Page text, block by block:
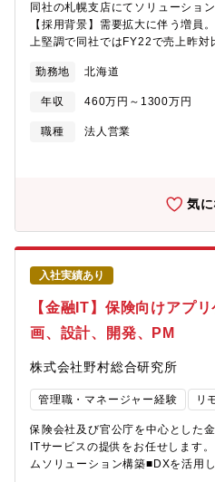
でなく、戦略の立案から実行支援
献できます。・若い年次から顧客
件を勝ち取ることが出来るポジシ
トに参加しながら、これまでの経
クトだけでなく、顧客に常駐や出
同社の札幌支店にてソリューショ
【採用背景】需要拡大に伴う増員
上堅調で同社ではFY22で売上昨
【職務内容】同社が提供する新し
ースに、メール・セキュリティな
トワークサービス、システムイン
まで、お客様のあらゆるニーズに
「IIJ Omnibusサービス」（
ークプレイス」支援【顧客につい
約15,000社の直取引実績があり、
が80~100%と各業界のリーディン
す。★こんなかたにおススメです■
営業経験を積みたい方■大手顧客に
■クラウド/AIといった最先端のIT
力■自社インフラ基盤×100種類を
てインターネットサービスを展開
ットワーク基盤を独自構築してお
ら、同時にインフラからアプリ領
れる環境です■15,000社を超える
件に特化プライム案件比率は100
る企業の大規模案件に携わること
に展開クラウド・AI・IoT・モバイ
社で展開しており、新技術やトレ
勤務地 北海道
年収 460万円～1300万円
職種
法人営業
気
入社実績あり
【金融IT】保険向けアプ
画、設計、開発、PM
株式会社野村総合研究所
管理職・マネージャー経験 リ
保険会社及び官公庁を中心とした
ITサービスの提供をお任せします
ムソリューション構築■DXを活用